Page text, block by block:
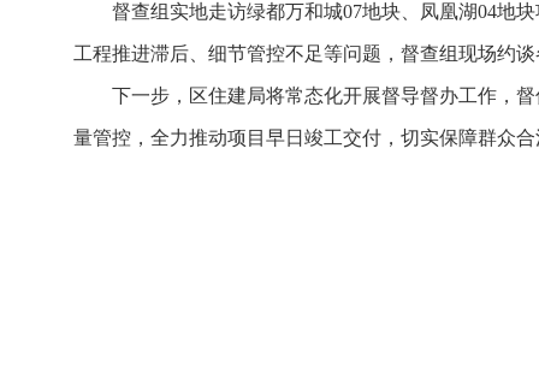
督查组实地走访绿都万和城07地块、凤凰湖04地
工程推进滞后、细节管控不足等问题，督查组现场约
下一步，区住建局将常态化开展督导督办工作，
量管控，全力推动项目早日竣工交付，切实保障群众